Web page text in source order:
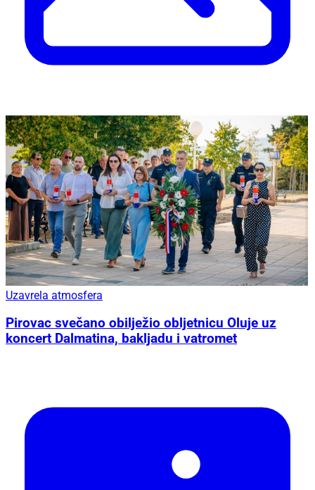
Uzavrela atmosfera
Pirovac svečano obilježio obljetnicu Oluje uz
koncert Dalmatina, bakljadu i vatromet